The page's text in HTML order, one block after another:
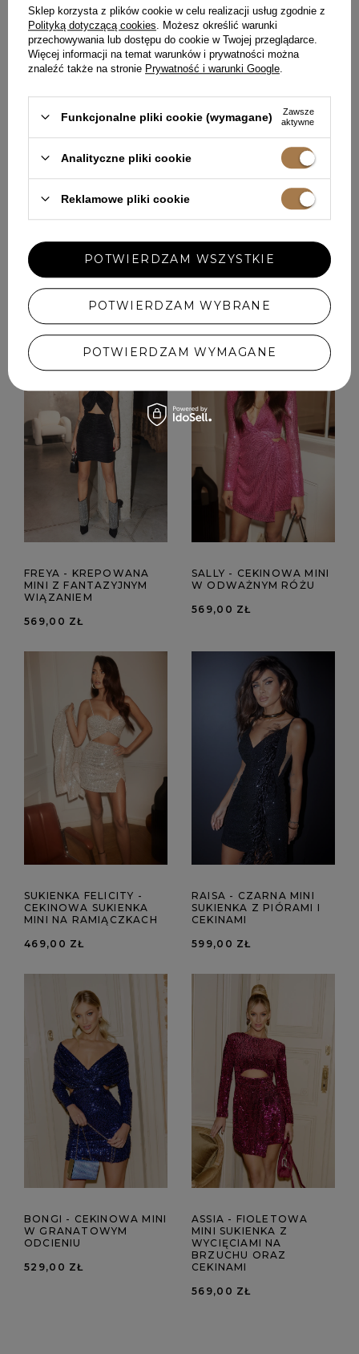
połączeniu z czarną kopertówką i
czarnymi szpilkami sprawi, że
będziesz wyglądać jak bogini.
Wybór odpowiedniej stylówki do
klubu nie należy do najłatwiejszych.
propozycji, możesz być pewna, że
wypad do klubu będzie udany i nikt
nie posądzi Cię o nieodpowiedni
ubiór, a większość sali nie będzie
mogła odwrócić wzroku od Twojej
stylizacji.
POLECANE
FREYA - KREPOWANA
MINI Z FANTAZYJNYM
WIĄZANIEM
569,00 ZŁ
SALLY - CEKINOWA MINI
W ODWAŻNYM RÓŻU
569,00 ZŁ
SUKIENKA FELICITY -
CEKINOWA SUKIENKA
MINI NA RAMIĄCZKACH
469,00 ZŁ
RAISA - CZARNA MINI
SUKIENKA Z PIÓRAMI I
CEKINAMI
599,00 ZŁ
BONGI - CEKINOWA MINI
W GRANATOWYM
ODCIENIU
529,00 ZŁ
ASSIA - FIOLETOWA
MINI SUKIENKA Z
WYCIĘCIAMI NA
BRZUCHU ORAZ
CEKINAMI
569,00 ZŁ
Sklep korzysta z plików cookie w celu realizacji usług zgodnie z
Polityką dotyczącą cookies . Możesz określić warunki
przechowywania lub dostępu do cookie w Twojej przeglądarce.
Więcej informacji na temat warunków i prywatności można
znaleźć także na stronie Prywatność i warunki Google
Funkcjonalne pliki cookie (wymagane)
Zawsze
aktywne
Analityczne pliki cookie
Reklamowe pliki cookie
POTWIERDZAM WYBRANE
POTWIERDZAM WYMAGANE
POTWIERDZAM WSZYSTKIE